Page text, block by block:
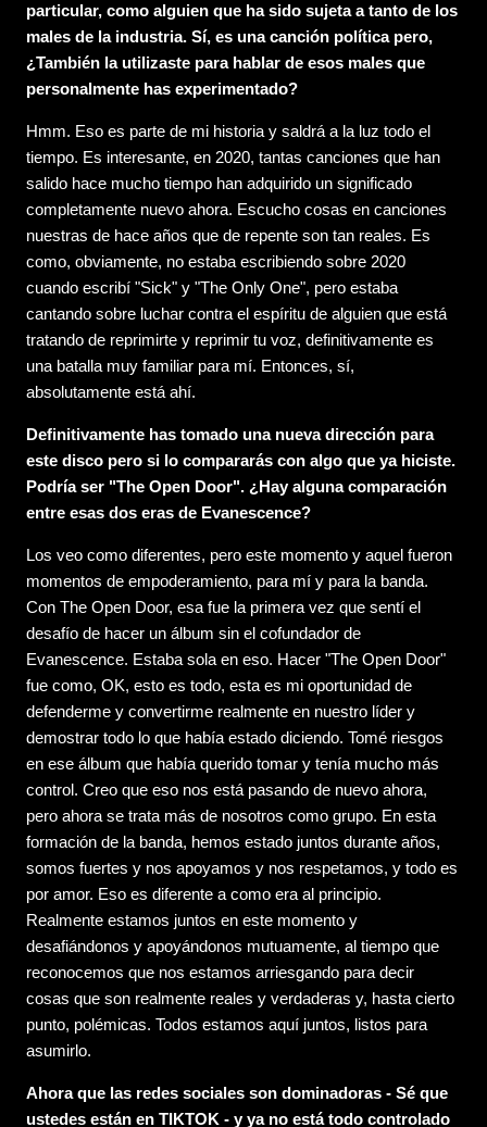
particular, como alguien que ha sido sujeta a tanto de los
males de la industria. Sí, es una canción política pero,
¿También la utilizaste para hablar de esos males que
personalmente has experimentado?
Hmm. Eso es parte de mi historia y saldrá a la luz todo el
tiempo. Es interesante, en 2020, tantas canciones que han
salido hace mucho tiempo han adquirido un significado
completamente nuevo ahora. Escucho cosas en canciones
nuestras de hace años que de repente son tan reales. Es
como, obviamente, no estaba escribiendo sobre 2020
cuando escribí "Sick" y "The Only One", pero estaba
cantando sobre luchar contra el espíritu de alguien que está
tratando de reprimirte y reprimir tu voz, definitivamente es
una batalla muy familiar para mí. Entonces, sí,
absolutamente está ahí.
Definitivamente has tomado una nueva dirección para
este disco pero si lo compararás con algo que ya hiciste.
Podría ser "The Open Door". ¿Hay alguna comparación
entre esas dos eras de Evanescence?
Los veo como diferentes, pero este momento y aquel fueron
momentos de empoderamiento, para mí y para la banda.
Con The Open Door, esa fue la primera vez que sentí el
desafío de hacer un álbum sin el cofundador de
Evanescence. Estaba sola en eso. Hacer "The Open Door"
fue como, OK, esto es todo, esta es mi oportunidad de
defenderme y convertirme realmente en nuestro líder y
demostrar todo lo que había estado diciendo. Tomé riesgos
en ese álbum que había querido tomar y tenía mucho más
control. Creo que eso nos está pasando de nuevo ahora,
pero ahora se trata más de nosotros como grupo. En esta
formación de la banda, hemos estado juntos durante años,
somos fuertes y nos apoyamos y nos respetamos, y todo es
por amor. Eso es diferente a como era al principio.
Realmente estamos juntos en este momento y
desafiándonos y apoyándonos mutuamente, al tiempo que
reconocemos que nos estamos arriesgando para decir
cosas que son realmente reales y verdaderas y, hasta cierto
punto, polémicas. Todos estamos aquí juntos, listos para
asumirlo.
Ahora que las redes sociales son dominadoras - Sé que
ustedes están en TIKTOK - y ya no está todo controlado